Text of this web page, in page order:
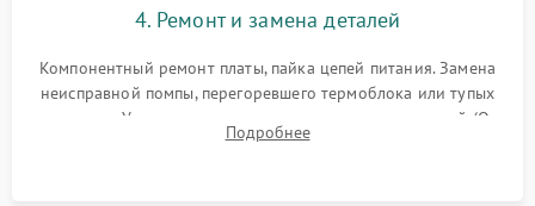
4. Ремонт и замена деталей
Компонентный ремонт платы, пайка цепей питания. Замена
неисправной помпы, перегоревшего термоблока или тупых
жерновов. Установка новых силиконовых уплотнителей (O-
ring) и тефлоновых трубок для надежного устранения
Подробнее